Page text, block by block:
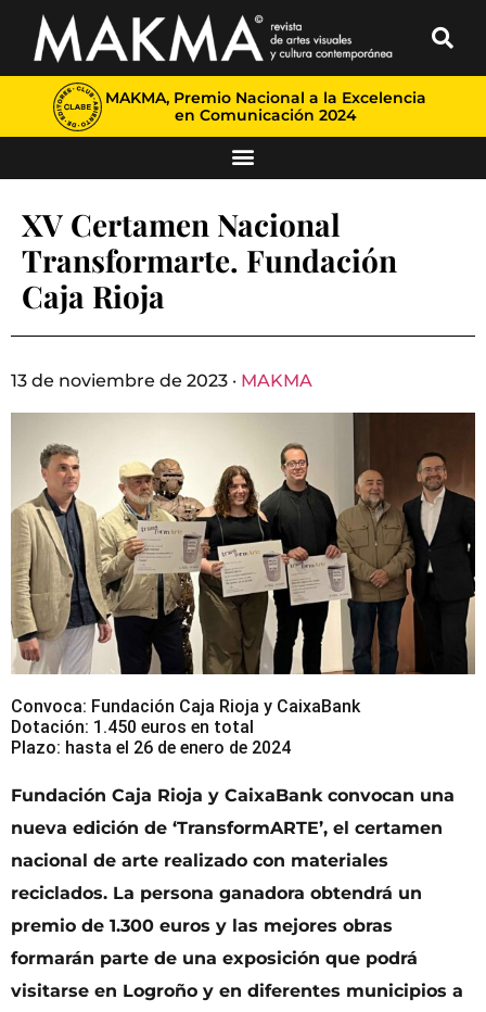
MAKMA, Premio Nacional a la Excelencia
en Comunicación 2024
XV Certamen Nacional
Transformarte. Fundación
Caja Rioja
13 de noviembre de 2023 · MAKMA
Convoca: Fundación Caja Rioja y CaixaBank
Dotación: 1.450 euros en total
Plazo: hasta el 26 de enero de 2024
Fundación Caja Rioja y CaixaBank convocan una
nueva edición de ‘TransformARTE’, el certamen
nacional de arte realizado con materiales
reciclados. La persona ganadora obtendrá un
premio de 1.300 euros y las mejores obras
formarán parte de una exposición que podrá
visitarse en Logroño y en diferentes municipios a